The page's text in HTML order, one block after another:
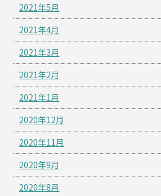
2021年5月
2021年4月
2021年3月
2021年2月
2021年1月
2020年12月
2020年11月
2020年9月
2020年8月